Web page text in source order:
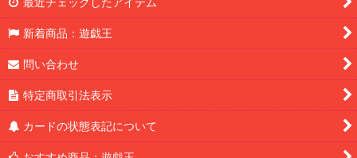
新着商品：遊戯王
問い合わせ
特定商取引法表示
カードの状態表記について